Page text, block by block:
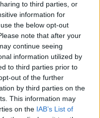
to third parties, or
information for
the below opt-out
note that after your
continue seeing
information utilized by
to third parties prior to
out of the further
by third parties on the
This information may
on the IAB’s List of